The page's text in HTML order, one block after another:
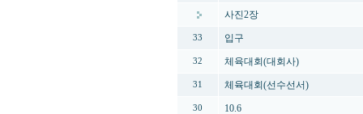
사진2장
33 입구
32 체육대회(대회사)
31 체육대회(선수선서)
30 10.6